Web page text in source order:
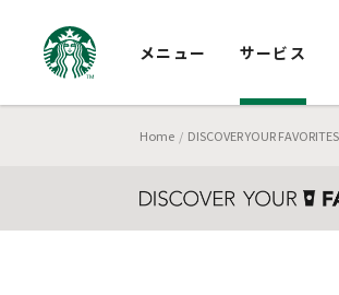
メニュー サービス
Home DISCOVER YOUR FAVORITES